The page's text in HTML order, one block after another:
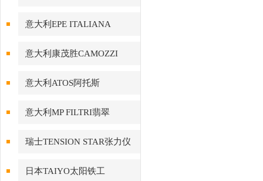
意大利EPE ITALIANA
意大利康茂胜CAMOZZI
意大利ATOS阿托斯
意大利MP FILTRI翡翠
瑞士TENSION STAR张力仪
日本TAIYO太阳铁工